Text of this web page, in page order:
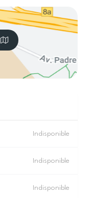
Indisponible
Indisponible
Indisponible